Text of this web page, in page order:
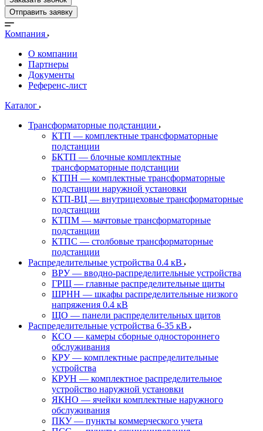
Отправить заявку
Компания
О компании
Партнеры
Документы
Референс-лист
Каталог
Трансформаторные подстанции
КТП — комплектные трансформаторные
подстанции
БКТП — блочные комплектные
трансформаторные подстанции
КТПН — комплектные трансформаторные
подстанции наружной установки
КТП-ВЦ — внутрицеховые трансформаторные
подстанции
КТПМ — мачтовые трансформаторные
подстанции
КТПС — столбовые трансформаторные
подстанции
Распределительные устройства 0.4 кВ
ВРУ — вводно-распределительные устройства
ГРЩ — главные распределительные щиты
ШРНН — шкафы распределительные низкого
напряжения 0.4 кВ
ЩО — панели распределительных щитов
Распределительные устройства 6-35 кВ
КСО — камеры сборные одностороннего
обслуживания
КРУ — комплектные распределительные
устройства
КРУН — комплектное распределительное
устройство наружной установки
ЯКНО — ячейки комплектные наружного
обслуживания
ПКУ — пункты коммерческого учета